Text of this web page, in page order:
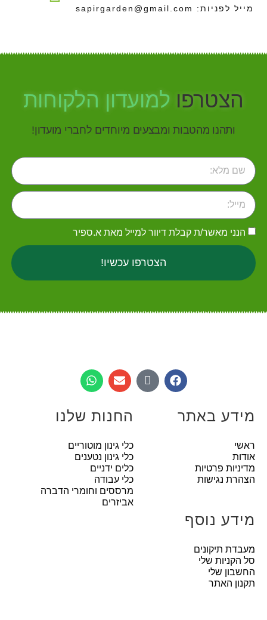
מייל לפניות: sapirgarden@gmail.com
הצטרפו למועדון הלקוחות
ותהנו מהטבות ומבצעים מיוחדים לחברי מועדון!
הנני מאשר/ת קבלת דיוור למייל מאת א.ספיר
הצטרפו עכשיו!
מידע באתר
ראשי
אודות
מדיניות פרטיות
הצהרת נגישות
החנות שלנו
כלי גינון מוטוריים
כלי גינון נטענים
כלים ידניים
כלי עבודה
מרססים וחומרי הדברה
אביזרים
מידע נוסף
מעבדת תיקונים
סל הקניות שלי
החשבון שלי
תקנון האתר